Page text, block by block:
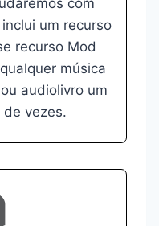
com
um recurso
recurso Mod
música
audiolivro um
vezes.